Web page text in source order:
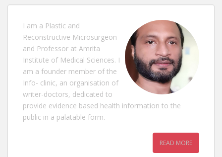
I am a Plastic and
Reconstructive Microsurgeon
and Professor at Amrita
Institute of Medical Sciences. I
am a founder member of the
Info- clinic, an organisation of
writer-doctors, dedicated to
provide evidence based health information to the
public in a palatable form.
READ MORE